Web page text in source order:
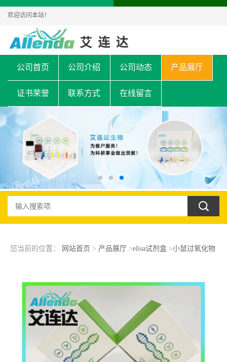
欢迎访问本站！
公司首页 公司介绍 公司动态 产品展厅
证书荣誉 联系方式 在线留言
您当前的位置： 网站首页 > 产品展厅 >elisa试剂盒>小鼠过氧化物